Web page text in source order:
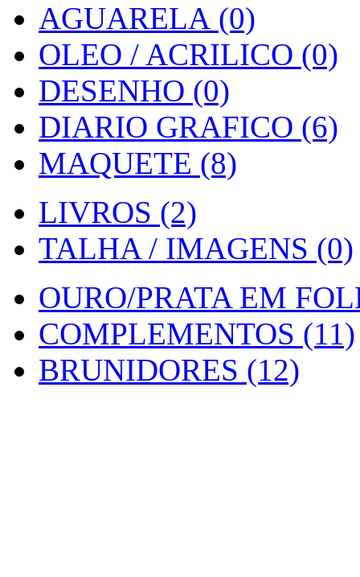
AGUARELA (0)
OLEO / ACRILICO (0)
DESENHO (0)
DIARIO GRAFICO (6)
MAQUETE (8)
LIVROS (2)
TALHA / IMAGENS (0)
OURO/PRATA EM
COMPLEMENTOS (11)
BRUNIDORES (12)